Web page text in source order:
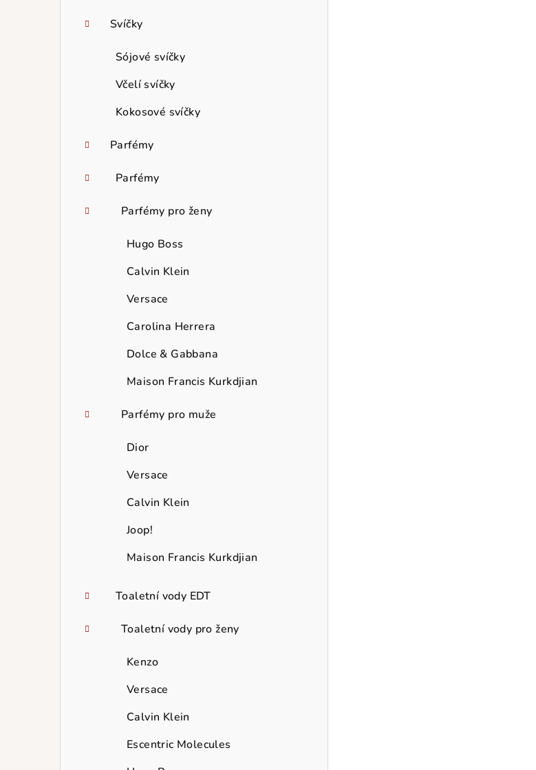
Svíčky
Sójové svíčky
Včelí svíčky
Kokosové svíčky
Parfémy
Parfémy
Parfémy pro ženy
Hugo Boss
Calvin Klein
Versace
Carolina Herrera
Dolce & Gabbana
Maison Francis Kurkdjian
Parfémy pro muže
Dior
Versace
Calvin Klein
Joop!
Maison Francis Kurkdjian
Toaletní vody EDT
Toaletní vody pro ženy
Kenzo
Versace
Calvin Klein
Escentric Molecules